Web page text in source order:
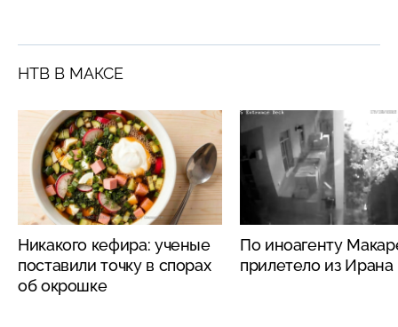
НТВ В МАКСЕ
Никакого кефира: ученые
поставили точку в спорах
об окрошке
По иноагенту
прилетело из Ирана